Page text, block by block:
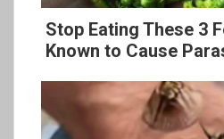
Stop Eating These 3
Known to Cause